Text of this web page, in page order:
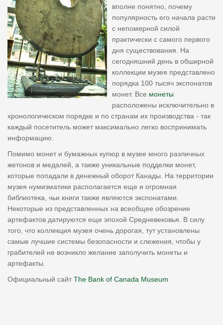
вполне понятно, почему
популярность его начала расти
с непомерной силой
практически с самого первого
дня существования. На
сегодняшний день в обширной
коллекции музея представлено
порядка 100 тысяч экспонатов
монет. Все монеты
расположены исключительно в
хронологическом порядке и по странам их производства - так
каждый посетитель может максимально легко воспринимать
информацию.
Помимо монет и бумажных купюр в музее много различных
жетонов и медалей, а также уникальные подделки монет,
которые попадали в денежный оборот Канады. На территории
музея нумизматики располагается еще и огромная
библиотека, чьи книги также являются экспонатами.
Некоторые из представленных на всеобщее обозрение
артефактов датируются еще эпохой Средневековья. В силу
того, что коллекция музея очень дорогая, тут установлены
самые лучшие системы безопасности и слежения, чтобы у
грабителей не возникло желание заполучить монеты и
артефакты.
Официальный сайт The Bank of Canada Museum